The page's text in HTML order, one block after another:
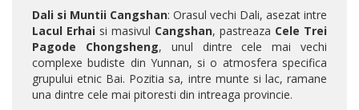
Dali si Muntii Cangshan: Orasul vechi Dali, asezat intre
Lacul Erhai si masivul Cangshan, pastreaza Cele Trei
Pagode Chongsheng, unul dintre cele mai vechi
complexe budiste din Yunnan, si o atmosfera specifica
grupului etnic Bai. Pozitia sa, intre munte si lac, ramane
una dintre cele mai pitoresti din intreaga provincie.